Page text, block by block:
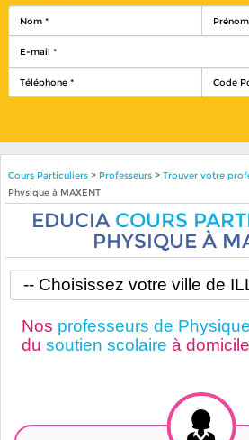
Cours Particuliers> Professeurs > Trouver votre
Physique à MAXENT
EDUCIA COURS
PHYSIQUE À
Nos professeurs de
du soutien scolaire à